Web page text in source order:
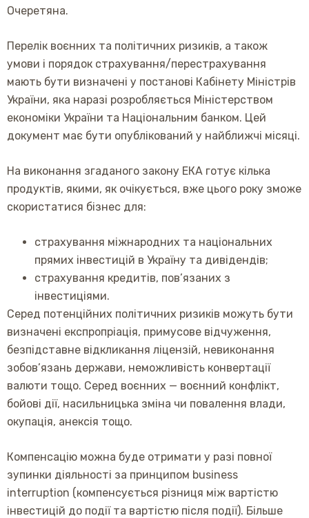
Очеретяна.
Перелік воєнних та політичних ризиків, а також
умови і порядок страхування/перестрахування
мають бути визначені у постанові Кабінету Міністрів
України, яка наразі розробляється Міністерством
економіки України та Національним банком. Цей
документ має бути опублікований у найближчі місяці.
На виконання згаданого закону ЕКА готує кілька
продуктів, якими, як очікується, вже цього року зможе
скористатися бізнес для:
страхування міжнародних та національних
прямих інвестицій в Україну та дивідендів;
страхування кредитів, пов’язаних з
інвестиціями.
Серед потенційних політичних ризиків можуть бути
визначені експропріація, примусове відчуження,
безпідставне відкликання ліцензій, невиконання
зобов’язань держави, неможливість конвертації
валюти тощо. Серед воєнних — воєнний конфлікт,
бойові дії, насильницька зміна чи повалення влади,
окупація, анексія тощо.
Компенсацію можна буде отримати у разі повної
зупинки діяльності за принципом business
interruption (компенсується різниця між вартістю
інвестицій до події та вартістю після події). Більше